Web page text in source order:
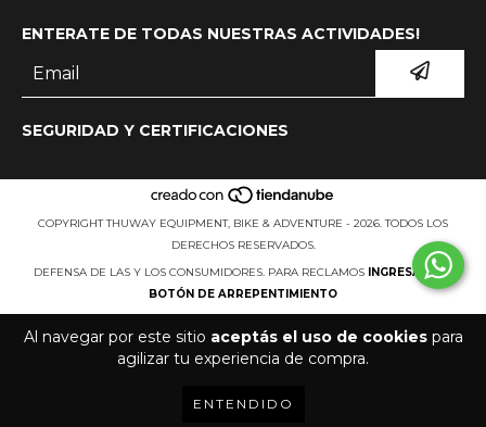
Al navegar por este sitio aceptás el uso de cookiespara
agilizar tu experiencia de compra.
ENTENDIDO
ENTERATE DE TODAS NUESTRAS ACTIVIDADES!
SEGURIDAD Y CERTIFICACIONES
COPYRIGHT THUWAY EQUIPMENT, BIKE & ADVENTURE - 2026. TODOS LOS
DERECHOS RESERVADOS.
DEFENSA DE LAS Y LOS CONSUMIDORES. PARA RECLAMOS INGRESÁ ACÁ.
BOTÓN DE ARREPENTIMIENTO